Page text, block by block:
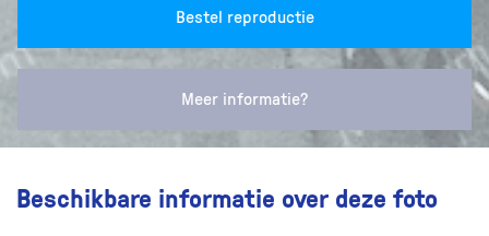
Bestel reproductie
Meer informatie?
Beschikbare informatie over deze foto